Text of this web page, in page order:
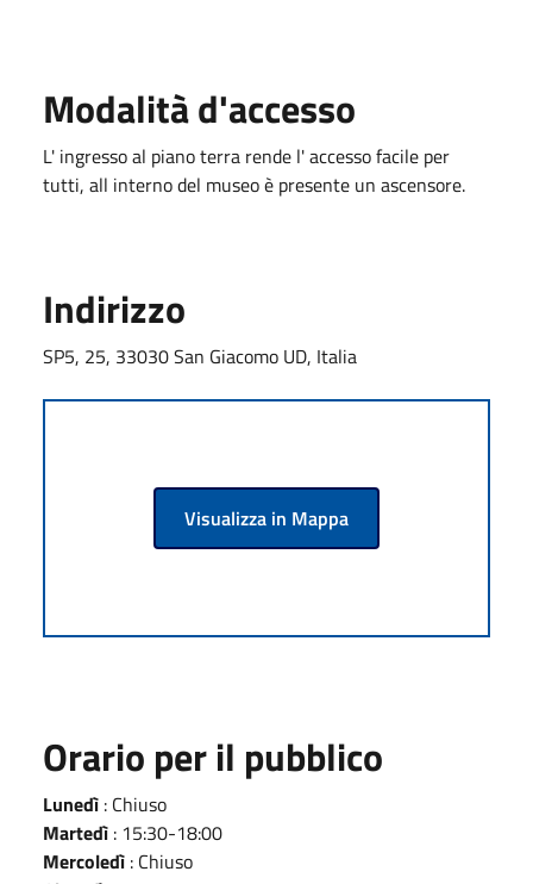
Modalità d'accesso
L' ingresso al piano terra rende l' accesso facile per
tutti, all interno del museo è presente un ascensore.
Indirizzo
SP5, 25, 33030 San Giacomo UD, Italia
Visualizza in Mappa
Orario per il pubblico
Lunedì : Chiuso
Martedì : 15:30-18:00
Mercoledì : Chiuso